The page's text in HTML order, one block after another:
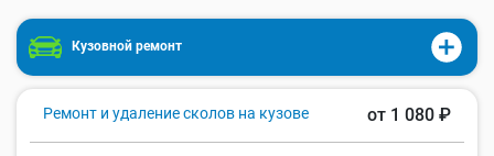
Кузовной ремонт
Ремонт и удаление сколов на кузове от 1 080 ₽